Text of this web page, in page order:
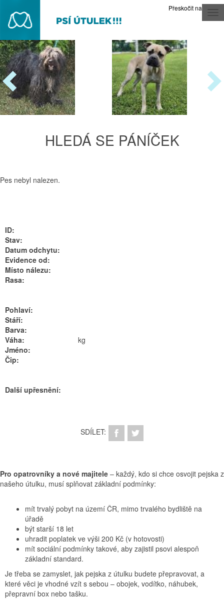
Přeskočit na obsah
HLEDÁ SE PÁNÍČEK
Pes nebyl nalezen.
ID:
Stav:
Datum odchytu:
Evidence od:
Místo nálezu:
Rasa:
Pohlaví:
Stáří:
Barva:
Váha:
kg
Jméno:
Čip:
Další upřesnění:
SDÍLET:
Pro opatrovníky a nové majitele – každý, kdo si chce osvojit pejska z
našeho útulku, musí splňovat základní podmínky:
mít trvalý pobyt na území ČR, mimo trvalého bydliště na
úřadě
být starší 18 let
uhradit poplatek ve výši 200 Kč (v hotovosti)
mít sociální podmínky takové, aby zajistil psovi alespoň
základní standard.
Je třeba se zamyslet, jak pejska z útulku budete přepravovat, a
které věci je vhodné vzít s sebou – obojek, vodítko, náhubek,
přepravní box nebo tašku.